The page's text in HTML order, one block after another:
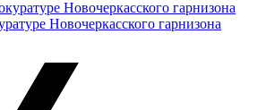
Новочеркасского гарнизона